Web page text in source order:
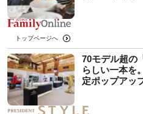
トップページへ
70モデル超の
らしい一本を
定ポップアッ